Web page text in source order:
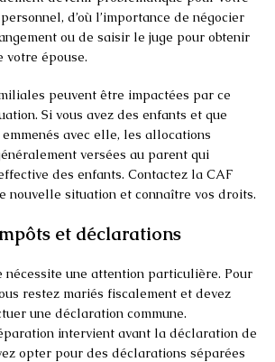
d’où l’importance de négocier
ou de saisir le juge pour obtenir
votre épouse.
peuvent être impactées par ce
Si vous avez des enfants et que
avec elle, les allocations
versées au parent qui
des enfants. Contactez la CAF
nouvelle situation et connaître vos droits.
et déclarations
nécessite une attention particulière. Pour
restez mariés fiscalement et devez
une déclaration commune.
intervient avant la déclaration de
opter pour des déclarations séparées